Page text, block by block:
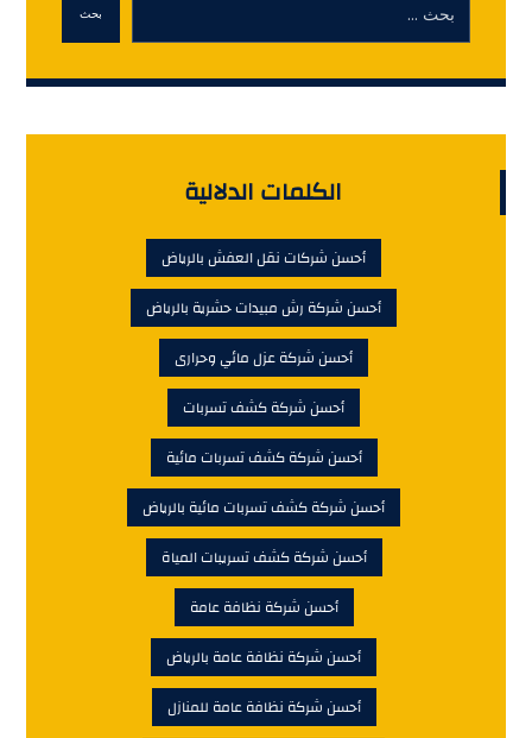
بحث
الكلمات الدلالية
أحسن شركات نقل العفش بالرياض
أحسن شركة رش مبيدات حشرية بالرياض
أحسن شركة عزل مائي وحرارى
أحسن شركة كشف تسربات
أحسن شركة كشف تسربات مائية
أحسن شركة كشف تسربات مائية بالرياض
أحسن شركة كشف تسريبات المياة
أحسن شركة نظافة عامة
أحسن شركة نظافة عامة بالرياض
أحسن شركة نظافة عامة للمنازل